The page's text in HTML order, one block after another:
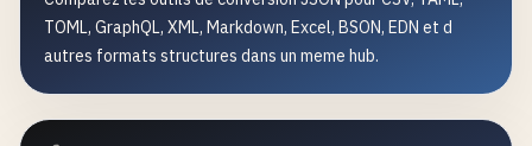
TOML, GraphQL, XML, Markdown, Excel, BSON, EDN et d
autres formats structures dans un meme hub.